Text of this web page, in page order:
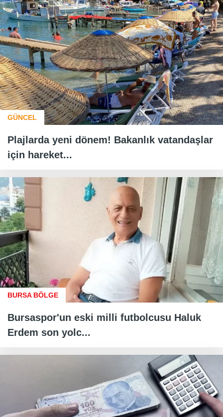
GÜNCEL
Plajlarda yeni dönem! Bakanlık vatandaşlar
için hareket...
BURSA BÖLGE
Bursaspor'un eski milli futbolcusu Haluk
Erdem son yolc...